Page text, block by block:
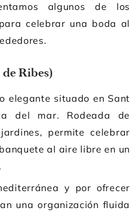
algunos de los
celebrar una boda al
Ribes)
elegante situado en Sant
del mar. Rodeada de
permite celebrar
al aire libre en un
y por ofrecer
una organización fluida